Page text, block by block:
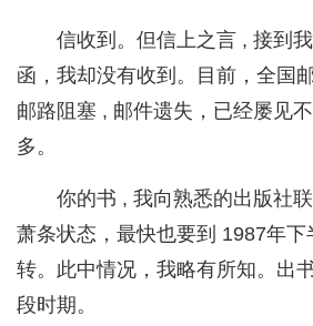
信收到。但信上之言 , 接到
函，我却没有收到。目前，全国
邮路阻塞 , 邮件遗失，已经屡见
多。
你的书 , 我向熟悉的出版社
萧条状态，最快也要到 1987年
转。此中情况，我略有所知。出
段时期。